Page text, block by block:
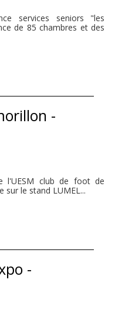
services seniors "les
de 85 chambres et des
-
l'UESM club de foot de
le stand LUMEL...
-